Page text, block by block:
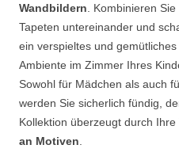
Wandbildern . Kombinieren Sie
Tapeten untereinander und
ein verspieltes und gemütliches
Ambiente im Zimmer Ihres
Sowohl für Mädchen als auch
werden Sie sicherlich fündig,
Kollektion überzeugt durch Ihre
an Motiven